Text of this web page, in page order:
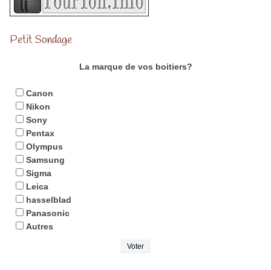
Petit Sondage
La marque de vos boitiers?
Canon
Nikon
Sony
Pentax
Olympus
Samsung
Sigma
Leica
hasselblad
Panasonic
Autres